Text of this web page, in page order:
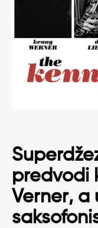
predvodi
Verner, a